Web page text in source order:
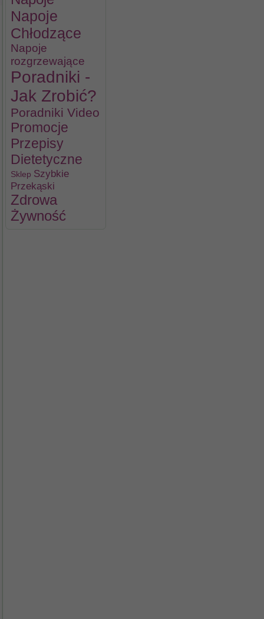
Napoje
Chłodzące
Napoje
rozgrzewające
Poradniki -
Jak Zrobić?
Poradniki Video
Promocje
Przepisy
Dietetyczne
Sklep Szybkie
Przekąski
Zdrowa
Żywność